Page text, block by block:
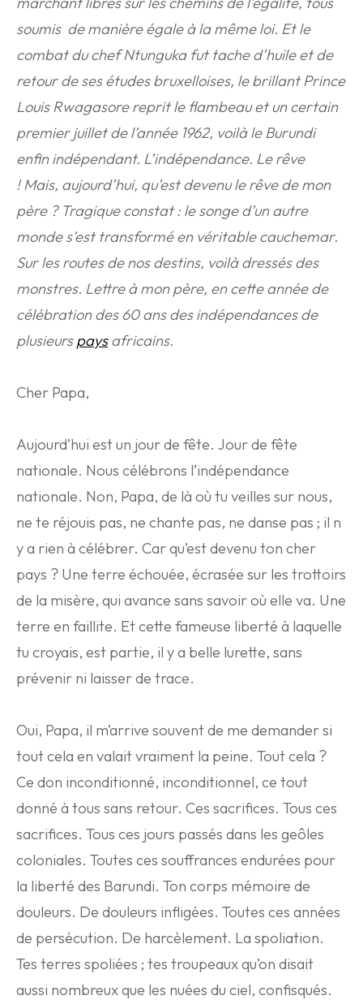
soumis de manière égale à la même loi. Et le
combat du chef Ntunguka fut tache d’huile et de
retour de ses études bruxelloises, le brillant Prince
Louis Rwagasore reprit le flambeau et un certain
premier juillet de l’année 1962, voilà le Burundi
enfin indépendant. L’indépendance. Le rêve
! Mais, aujourd’hui, qu’est devenu le rêve de mon
père ? Tragique constat : le songe d’un autre
monde s’est transformé en véritable cauchemar.
Sur les routes de nos destins, voilà dressés des
monstres. Lettre à mon père, en cette année de
célébration des 60 ans des indépendances de
plusieurspaysafricains.
Cher Papa,
Aujourd’hui est un jour de fête. Jour de fête
nationale. Nous célébrons l’indépendance
nationale. Non, Papa, de là où tu veilles sur nous,
ne te réjouis pas, ne chante pas, ne danse pas ; il n
y a rien à célébrer. Car qu’est devenu ton cher
pays ? Une terre échouée, écrasée sur les trottoirs
de la misère, qui avance sans savoir où elle va. Une
terre en faillite. Et cette fameuse liberté à laquelle
tu croyais, est partie, il y a belle lurette, sans
prévenir ni laisser de trace.
Oui, Papa, il m’arrive souvent de me demander si
tout cela en valait vraiment la peine. Tout cela ?
Ce don inconditionné, inconditionnel, ce tout
donné à tous sans retour. Ces sacrifices. Tous ces
sacrifices. Tous ces jours passés dans les geôles
coloniales. Toutes ces souffrances endurées pour
la liberté des Barundi. Ton corps mémoire de
douleurs. De douleurs infligées. Toutes ces années
de persécution. De harcèlement. La spoliation.
Tes terres spoliées ; tes troupeaux qu’on disait
aussi nombreux que les nuées du ciel, confisqués.